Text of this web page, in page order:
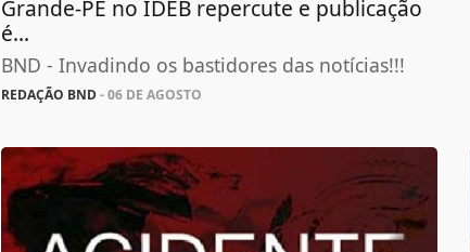
Grande-PE no IDEB repercute e publicação
é...
BND - Invadindo os bastidores das notícias!!!
REDAÇÃO BND- 06 DE AGOSTO